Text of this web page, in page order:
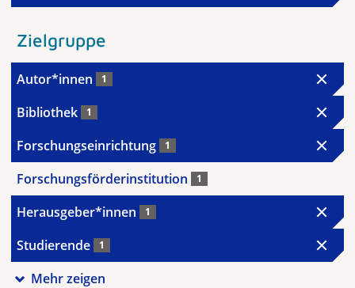
Zielgruppe
Autor*innen 1
Bibliothek 1
Forschungseinrichtung 1
Forschungsförderinstitution 1
Herausgeber*innen 1
Studierende 1
Mehr zeigen